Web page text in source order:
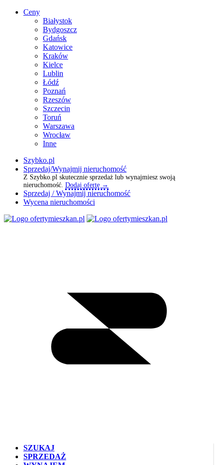
Ceny
Białystok
Bydgoszcz
Gdańsk
Katowice
Kraków
Kielce
Lublin
Łódź
Poznań
Rzeszów
Szczecin
Toruń
Warszawa
Wrocław
Inne
Szybko.pl
Sprzedaj/Wynajmij nieruchomość
Z Szybko.pl skutecznie sprzedaż lub wynajmiesz swoją
nieruchomość. Dodaj ofertę →
Sprzedaj / Wynajmij nieruchomość
Wycena nieruchomości
SZUKAJ
SPRZEDAŻ